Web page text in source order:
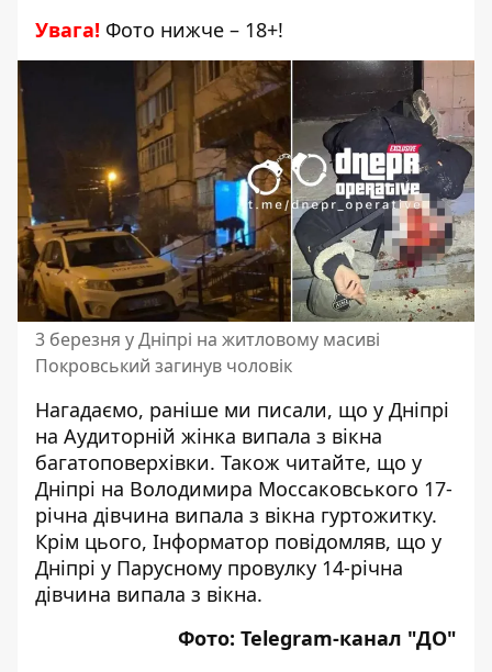
Увага! Фото нижче – 18+!
3 березня у Дніпрі на житловому масиві
Покровський загинув чоловік
Нагадаємо, раніше ми писали, що у Дніпрі
на Аудиторній жінка випала з вікна
багатоповерхівки. Також читайте, що у
Дніпрі на Володимира Моссаковського 17-
річна дівчина випала з вікна гуртожитку.
Крім цього, Інформатор повідомляв, що у
Дніпрі у Парусному провулку 14-річна
дівчина випала з вікна.
Фото: Telegram-канал "ДО"